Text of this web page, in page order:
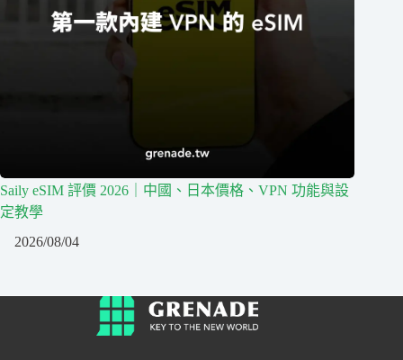
Saily eSIM 評價 2026｜中國、日本價格、VPN 功能與設
定教學
2026/08/04